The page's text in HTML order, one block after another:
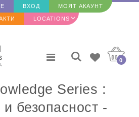
ВХОД МОЯТ АКАУНТ
LOCATIONS
0
Series :
безопасност -